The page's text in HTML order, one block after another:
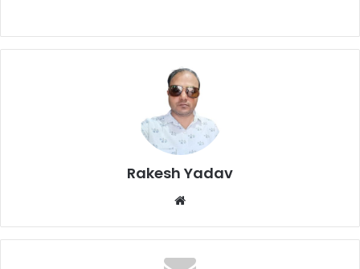
Rakesh Yadav
b
s